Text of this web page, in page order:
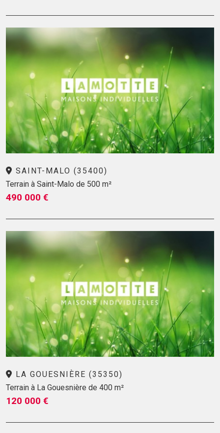
SAINT-MALO (35400)
Terrain à Saint-Malo de 500 m²
490 000 €
LA GOUESNIÈRE (35350)
Terrain à La Gouesnière de 400 m²
120 000 €